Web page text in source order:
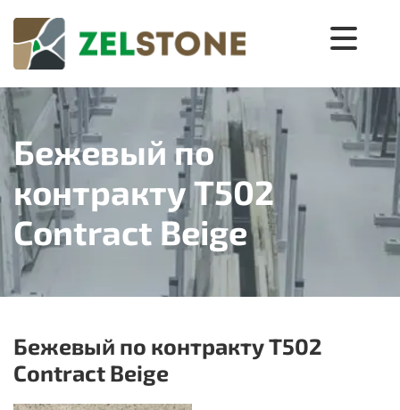
Бежевый по
контракту T502
Contract Beige
Бежевый по контракту T502
Contract Beige